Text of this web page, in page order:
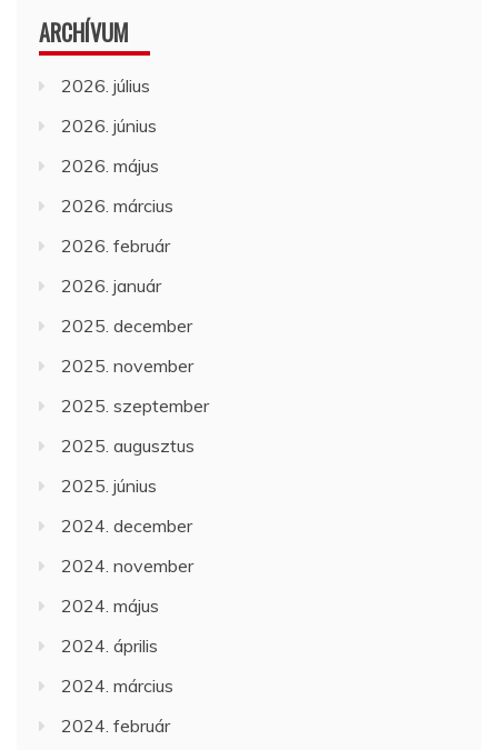
ARCHÍVUM
2026. július
2026. június
2026. május
2026. március
2026. február
2026. január
2025. december
2025. november
2025. szeptember
2025. augusztus
2025. június
2024. december
2024. november
2024. május
2024. április
2024. március
2024. február